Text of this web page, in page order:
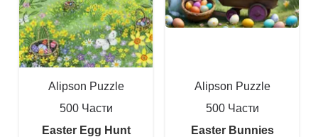
Alipson Puzzle
500 Части
Easter Egg Hunt
Alipson Puzzle
500 Части
Easter Bunnies